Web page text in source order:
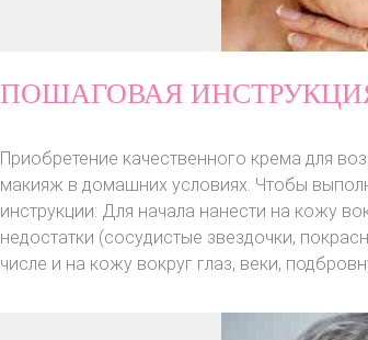
ПОШАГОВАЯ
Приобретение качественного крема для
макияж в домашних условиях. Чтобы
инструкции: Для начала нанести на кожу
недостатки (сосудистые звездочки,
числе и на кожу вокруг глаз, веки,